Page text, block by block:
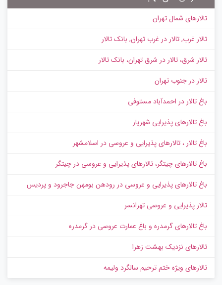
تالارهای شمال تهران
تالار غرب, تالار در غرب تهران, بانک تالار
تالار شرق، تالار در شرق تهران، بانک تالار
تالار در جنوب تهران
باغ تالار در احمدآباد مستوفی
باغ تالارهای پذیرایی شهریار
باغ تالار ، تالارهای پذیرایی و عروسی در اسلامشهر
باغ تالارهای چیتگر، تالارهای پذیرایی و عروسی در چیتگر
باغ تالارهای پذیرایی و عروسی در رودهن بومهن جاجرود و پردیس
تالار پذیرایی و عروسی تهرانسر
باغ تالارهای گرمدره و باغ عمارت عروسی در گرمدره
تالارهای نزدیک بهشت زهرا
تالارهای ویژه ختم ترحیم سالگرد ولیمه